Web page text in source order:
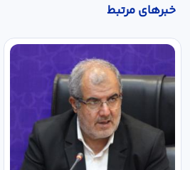
خبر‌های مرتبط